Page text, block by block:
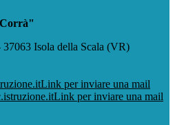
Isola della Scala (VR)
Link per inviare una mail
Link per inviare una mail